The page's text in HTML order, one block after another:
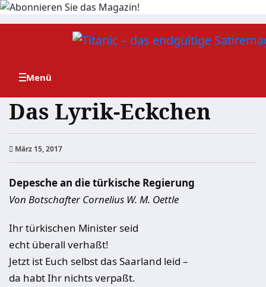
Zum
Das Lyrik-Eckchen
März 15, 2017
Depesche an die türkische Regierung
Von Botschafter Cornelius W. M. Oettle
Ihr türkischen Minister seid
echt überall verhaßt!
Jetzt ist Euch selbst das Saarland leid –
da habt Ihr nichts verpaßt.